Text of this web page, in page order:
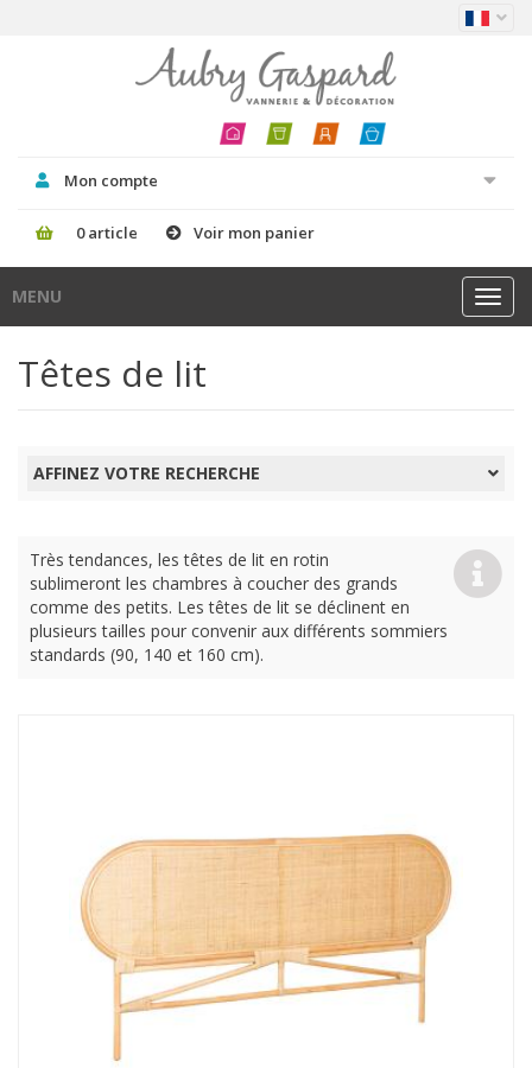
Mon compte
0 article Voir mon panier
MENU
Têtes de lit
AFFINEZ VOTRE RECHERCHE
Très tendances, les têtes de lit en rotin
sublimeront les chambres à coucher des grands
comme des petits. Les têtes de lit se déclinent en
plusieurs tailles pour convenir aux différents sommiers
standards (90, 140 et 160 cm).